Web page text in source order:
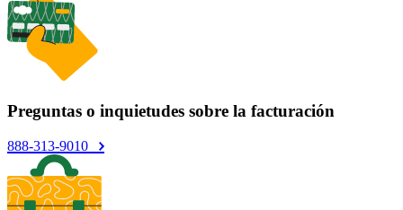
Preguntas o inquietudes sobre la facturación
888-313-9010